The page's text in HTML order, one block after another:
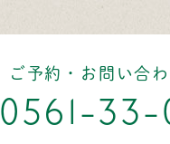
ご予約・お問い合
0561-33-